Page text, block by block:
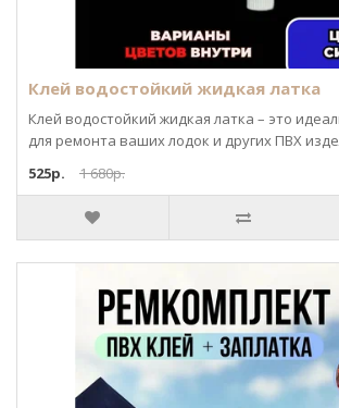
Клей водостойкий жидкая латка
Клей водостойкий жидкая латка – это
для ремонта ваших лодок и других ПВХ
525р.
1 680р.